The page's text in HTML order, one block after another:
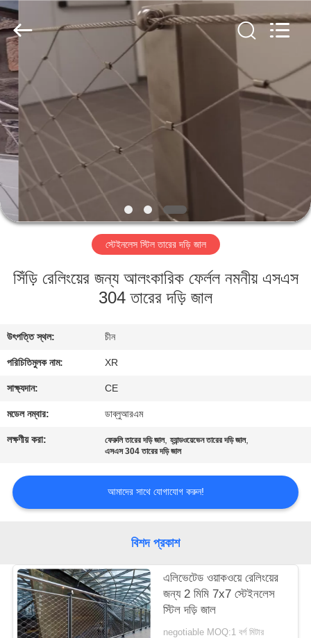
বাড়ি
পণ্য
আমাদের
সম্পর্কে
কারখানা
যোগাযোগ
করুন
উদ্ধৃতির
আবেদন
PRIVACY
POLICY
PING
XI
RUN
METAL
MESH
CO.,LTD.
All
Rights
Reserved.
স্টেইনলেস স্টিল তারের দড়ি জাল
সিঁড়ি রেলিংয়ের জন্য আলংকারিক ফের্লল নমনীয় এসএস
304 তারের দড়ি জাল
উৎপত্তি স্থল: চীন
পরিচিতিমুলক নাম: XR
সাক্ষ্যদান: CE
মডেল নম্বার: ডাব্লুআরএম
লক্ষণীয় করা: ফেরুলি তারের দড়ি জাল,হ্যান্ডওয়েভেন তারের দড়ি জাল,
এসএস 304 তারের দড়ি জাল
আমাদের সাথে যোগাযোগ করুন!
বিশদ প্রকাশ
এলিভেটেড ওয়াকওয়ে রেলিংয়ের
জন্য 2 মিমি 7x7 স্টেইনলেস
স্টিল দড়ি জাল
negotiable MOQ:1 বর্গ মিটার